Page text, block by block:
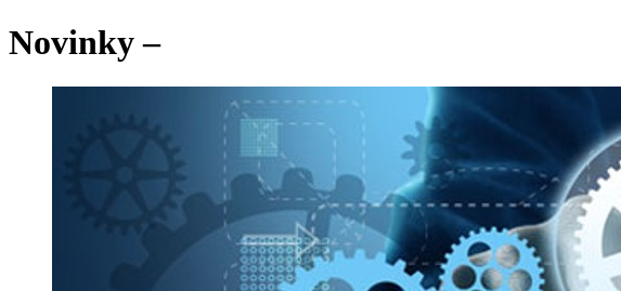
Novinky –